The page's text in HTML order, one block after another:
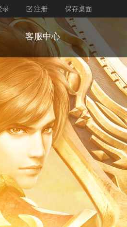
录 注册 保存桌面
客服中心